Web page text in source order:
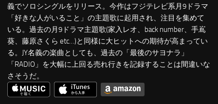
義でソロシングルをリリース。今作はフジテレビ系月9ドラマ
「好きな人がいること」の主題歌に起用され、注目を集めて
いる。過去の月9ドラマ主題歌(家入レオ、back number、手嶌
葵、藤原さくら etc…)と同様に大ヒットへの期待が高まってい
る。JY名義の楽曲としても、過去の「最後のサヨナラ」
「RADIO」を大幅に上回る売れ行きを記録することは間違いな
さそうだ。